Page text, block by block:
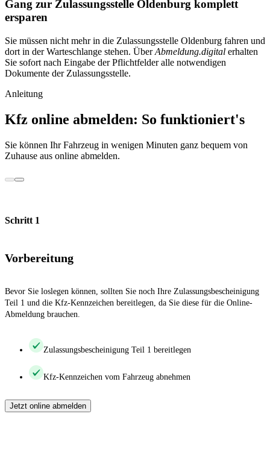
Gang zur Zulassungsstelle Oldenburg komplett
ersparen
Sie müssen nicht mehr in die Zulassungsstelle Oldenburg fahren und
dort in der Warteschlange stehen. ÜberAbmeldung.digital erhalten
Sie sofort nach Eingabe der Pflichtfelder alle notwendigen
Dokumente der Zulassungsstelle.
Anleitung
Kfz online abmelden: So funktioniert's
Sie können Ihr Fahrzeug in wenigen Minuten ganz bequem von
Zuhause aus online abmelden.
Schritt 1
Vorbereitung
Bevor Sie loslegen können, sollten Sie noch Ihre Zulassungsbescheinigung
Teil 1 und die Kfz-Kennzeichen bereitlegen, da Sie diese für die Online-
Abmeldung brauchen.
Zulassungsbescheinigung Teil 1 bereitlegen
Kfz-Kennzeichen vom Fahrzeug abnehmen
Jetzt online abmelden